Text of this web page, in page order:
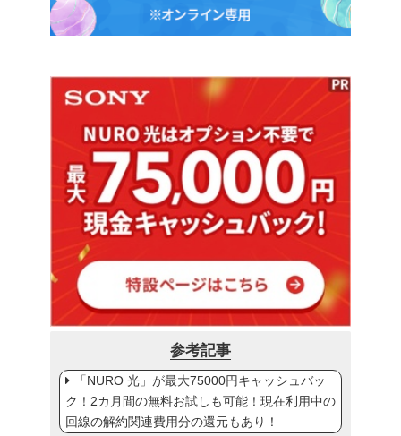
参考記事
「NURO 光」が最大75000円キャッシュバッ
ク！2カ月間の無料お試しも可能！現在利用中の
回線の解約関連費用分の還元もあり！